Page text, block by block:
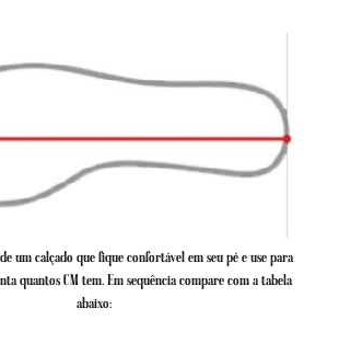
um calçado que fique confortável em seu pé e use para
quantos CM tem. Em sequência compare com a tabela
abaixo: